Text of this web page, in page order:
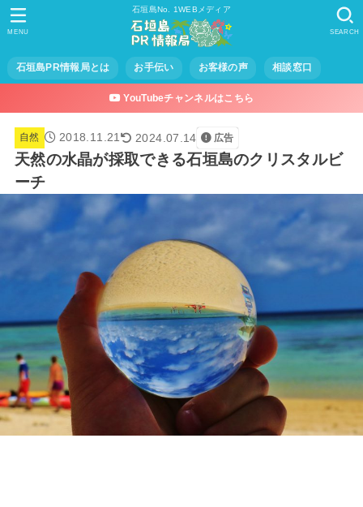
石垣島No. 1WEBメディア
石垣島PR情報局とは お手伝い お客様の声 相談窓口
SEARCH
MENU
YouTubeチャンネルはこちら
自然 2018.11.21 2024.07.14 広告
天然の水晶が採取できる石垣島のクリスタルビ
ーチ